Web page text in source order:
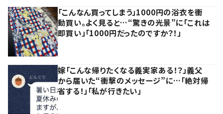
「こんなん買ってしまう」1000円の浴衣を衝
動買い。よく見ると…“驚きの光景”に「これは
即買い」「1000円だったのですか？！」
嫁「こんな帰りたくなる義実家ある！？」義父
から届いた“衝撃のメッセージ”に…「絶対帰
省する！」「私が行きたい」